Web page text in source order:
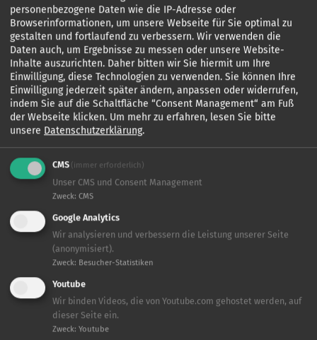
personenbezogene Daten wie die IP-Adresse oder
Browserinformationen, um unsere Webseite für Sie optimal zu
gestalten und fortlaufend zu verbessern. Wir verwenden die
Daten auch, um Ergebnisse zu messen oder unsere Website-
Inhalte auszurichten. Daher bitten wir Sie hiermit um Ihre
Einwilligung, diese Technologien zu verwenden. Sie können Ihre
Einwilligung jederzeit später ändern, anpassen oder widerrufen,
indem Sie auf die Schaltfläche “Consent Management“ am Fuß
der Webseite klicken. Um mehr zu erfahren, lesen Sie bitte
unsere Datenschutzerklärung.
CMS (immer erforderlich)
Unser CMS und Consent Management
Zweck: CMS
Google Analytics
Wir analysieren und verbessern die Leistung unserer Seite
(anonymisiert).
Zweck: Besucher-Statistiken
Youtube
Wir binden Videos, die von Youtube.com gehostet werden, auf
dieser Seite ein.
Zweck: Youtube